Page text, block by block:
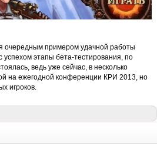
очередным примером удачной работы
этапы бета-тестирования, по
ведь уже сейчас, в несколько
на ежегодной конференции КРИ 2013, но
игроков.